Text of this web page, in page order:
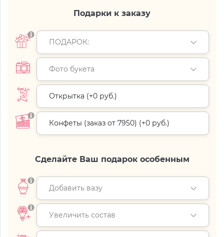
Подарки к заказу
ПОДАРОК:
Фото букета
Открытка (+0 руб.)
Конфеты (заказ от 7950) (+0 руб.)
Сделайте Ваш подарок особенным
Добавить вазу
Увеличить состав